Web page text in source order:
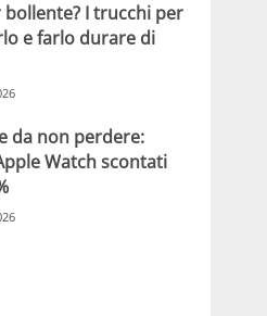
I trucchi per
e farlo durare di
da non perdere:
Watch scontati